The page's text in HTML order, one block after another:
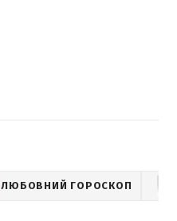
ЛЮБОВНИЙ ГОРОСКОП